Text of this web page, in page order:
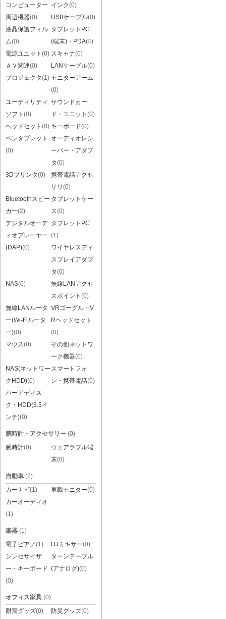
コンピューター
周辺機器(0)
インク(0)
USBケーブル(0)
液晶保護フィル
ム(0)
タブレットPC
(端末)・PDA(4)
電源ユニット (0) スキャナ(0)
ＡＶ関連(0) LANケーブル(0)
プロジェクタ(1) モニターアーム
(0)
ユーティリティ
ソフト (0)
サウンドカー
ド・ユニット (0)
ヘッドセット (0) キーボード(0)
ペンタブレット
(0)
オーディオレシ
ーバー・アダプ
タ(0)
3Dプリンタ(0)
携帯電話アクセ
サリ (0)
Bluetoothスピー
カー(2)
タブレットケー
ス(0)
デジタルオーデ
ィオプレーヤー
(DAP)(0)
タブレットPC
(1)
ワイヤレスディ
スプレイアダプ
タ(0)
NAS(0)
無線LANアクセ
スポイント (0)
無線LANルータ
ー(Wi-Fiルータ
ー)(0)
VRゴーグル・V
Rヘッドセット
(0)
マウス(0)
その他ネットワ
ーク機器(0)
NAS(ネットワー
クHDD)(0)
スマートフォ
ン・携帯電話(0)
ハードディス
ク・HDD(3.5イ
ンチ)(0)
腕時計・アクセサリー (0)
腕時計(0)
ウェアラブル端
末(0)
自動車 (2)
カーナビ(1) 車載モニター(0)
カーオーディオ
(1)
楽器 (1)
電子ピアノ(1) DJミキサー(0)
シンセサイザ
ー・キーボード
(0)
ターンテーブル
(アナログ)(0)
オフィス家具 (0)
耐震グッズ(0) 防災グッズ(0)